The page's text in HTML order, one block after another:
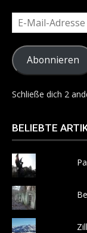
E-
Mail-
Adresse
Abonnieren
Schließe dich 2
BELIEBTE